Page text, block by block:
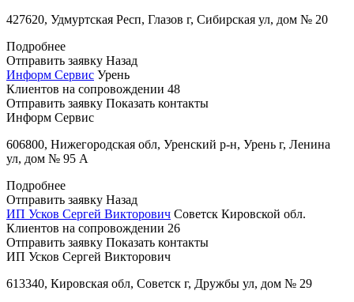
427620, Удмуртская Респ, Глазов г, Сибирская ул, дом № 20
Подробнее
Отправить заявку Назад
Информ Сервис Урень
Клиентов на сопровождении 48
Отправить заявку Показать контакты
Информ Сервис
606800, Нижегородская обл, Уренский р-н, Урень г, Ленина
ул, дом № 95 А
Подробнее
Отправить заявку Назад
ИП Усков Сергей Викторович Советск Кировской обл.
Клиентов на сопровождении 26
Отправить заявку Показать контакты
ИП Усков Сергей Викторович
613340, Кировская обл, Советск г, Дружбы ул, дом № 29